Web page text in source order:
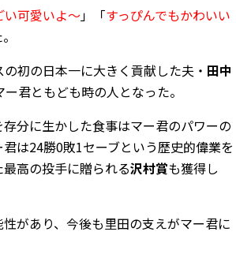
い可愛いよ～」「すっぴんでもかわいい
初の日本一に大きく貢献した夫・ 田中
君ともども時の人となった。
存分に生かした食事はマー君のパワーの
は24勝0敗1セーブという歴史的偉業を
高の投手に贈られる沢村賞も獲得し
があり、今後も里田の支えがマー君に